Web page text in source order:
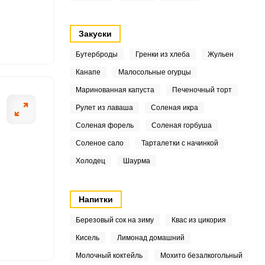
Закуски
Бутерброды Гренки из хлеба Жульен
Канапе Малосольные огурцы
Маринованная капуста Печеночный торт
Рулет из лаваша Соленая икра
Соленая форель Соленая горбуша
Соленое сало Тарталетки с начинкой
Холодец Шаурма
Напитки
Березовый сок на зиму Квас из цикория
Кисель Лимонад домашний
Молочный коктейль Мохито безалкогольный
лук и чеснок
полукольцами.